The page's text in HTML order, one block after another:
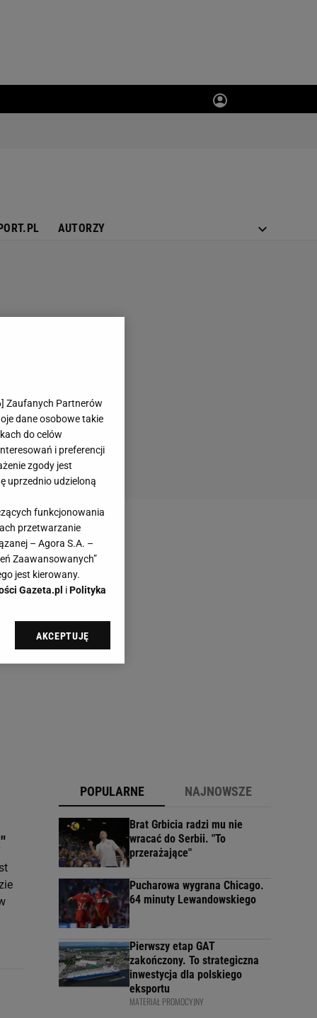
AUTORZY
POPULARNE NAJNOWSZE
Brat Grbicia radzi mu nie
wracać do Serbii. "To
przerażające"
Pucharowa wygrana Chicago.
64 minuty Lewandowskiego
Pierwszy etap GAT
zakończony. To strategiczna
inwestycja dla polskiego
eksportu
MATERIAŁ PROMOCYJNY
] Zaufanych Partnerów
dane osobowe takie
do celów
i preferencji
zgody jest
uprzednio udzieloną
funkcjonowania
przetwarzanie
– Agora S.A. –
Zaawansowanych”
jest kierowany.
Gazeta.pl iPolityka
sp. z o.o., jej
swoje preferencje
AKCEPTUJĘ